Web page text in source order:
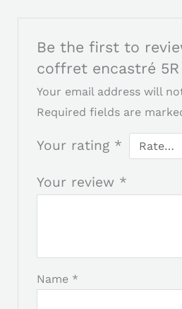
Be the first to
coffret encastré 5R
Your email address will
Required fields are
Your rating *
Your review *
Name *